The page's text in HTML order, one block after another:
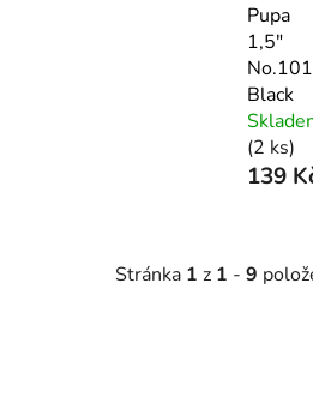
Pupa
1,5"
No.101
Black
(2 ks)
139
Stránka 1 z 1 - 9